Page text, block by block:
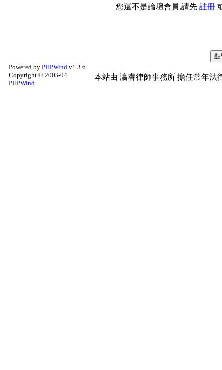
您還不是論壇會員,請先 註冊
Powered by PHPWind v1.3.6
Copyright © 2003-04
PHPWind
本站由 瀛睿律師事務所 擔任常年法